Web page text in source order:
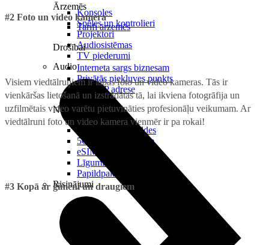
Ārzemēs
Tarifi ārzemēs
Drošībai
Interneta sargs biznesam
Privātās piekļuves punkts
Reālā IP adrese
Noderīgi
Jautājumi un atbildes
5G pārklājuma karte
eSIM tehnoloģija
Līgumi un noteikumi
Papildpakalpojumi
Risinājumi
Konsoles
Spēles un kontrolieri
Projektori
Audiosistēmas
TV piederumi
Audio
#2 Foto un video kamera
Visiem viedtālruņiem ir labas foto un video kameras. Tās ir
vienkāršas lietošanā un izstrādātas tā, lai ikviena fotogrāfija un
uzfilmētais video varētu pietuvināties profesionāļu veikumam. Ar
viedtālruni foto un video kamera vienmēr ir pa rokai!
#3 Kopā ar ģimeni un draugiem